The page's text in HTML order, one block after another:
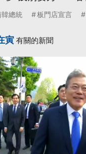
韓總統 板門店宣言
寅 有關的新聞